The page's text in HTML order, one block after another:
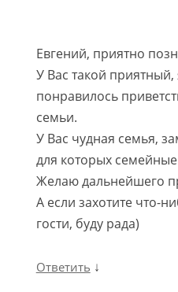
Евгений, приятно
У Вас такой
понравилось
семьи.
У Вас чудная семья,
для которых
Желаю дальнейшего
А если захотите что-
гости, буду рада)
Ответить ↓